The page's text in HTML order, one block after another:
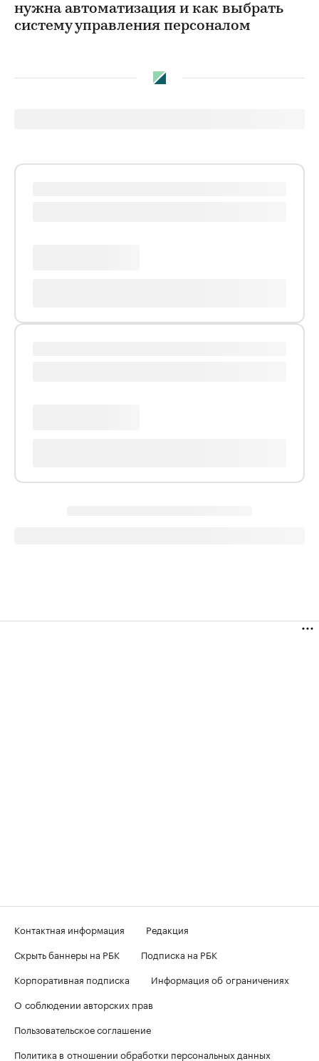
нужна автоматизация и как выбрать
систему управления персоналом
Контактная информация
Редакция
Скрыть баннеры на РБК
Подписка на РБК
Корпоративная подписка
Информация об ограничениях
О соблюдении авторских прав
Пользовательское соглашение
Политика в отношении обработки персональных данных